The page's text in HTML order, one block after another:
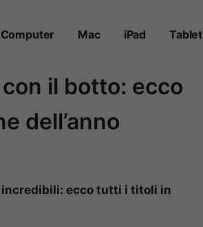
Computer Mac iPad Tablet
il botto: ecco
dell’anno
ecco tutti i titoli in